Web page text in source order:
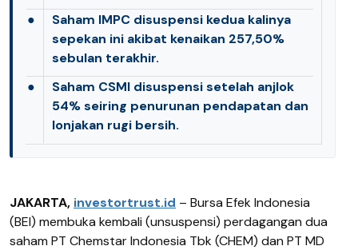
●
Saham IMPC disuspensi kedua kalinya
sepekan ini akibat kenaikan 257,50%
sebulan terakhir.
●
Saham CSMI disuspensi setelah anjlok
54% seiring penurunan pendapatan dan
lonjakan rugi bersih.
JAKARTA, investortrust.id – Bursa Efek Indonesia
(BEI) membuka kembali (unsuspensi) perdagangan dua
saham PT Chemstar Indonesia Tbk (CHEM) dan PT MD